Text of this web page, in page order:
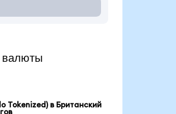
Tokenized) в Британский